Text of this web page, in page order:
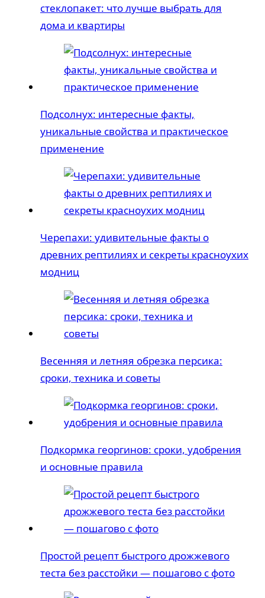
стеклопакет: что лучше выбрать для
дома и квартиры
Подсолнух: интересные факты,
уникальные свойства и практическое
применение
Черепахи: удивительные факты о
древних рептилиях и секреты красноухих
модниц
Весенняя и летняя обрезка персика:
сроки, техника и советы
Подкормка георгинов: сроки, удобрения
и основные правила
Простой рецепт быстрого дрожжевого
теста без расстойки — пошагово с фото